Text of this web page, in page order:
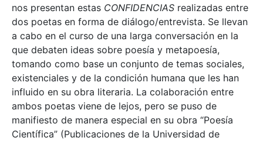
nos presentan estas CONFIDENCIAS realizadas entre
dos poetas en forma de diálogo/entrevista. Se llevan
a cabo en el curso de una larga conversación en la
que debaten ideas sobre poesía y metapoesía,
tomando como base un conjunto de temas sociales,
existenciales y de la condición humana que les han
influido en su obra literaria. La colaboración entre
ambos poetas viene de lejos, pero se puso de
manifiesto de manera especial en su obra “Poesía
Científica” (Publicaciones de la Universidad de